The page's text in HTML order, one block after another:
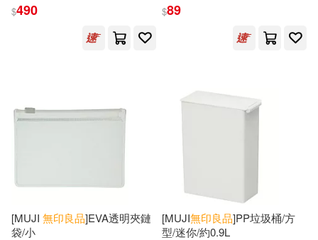
$490 $89
[MUJI 無印良品]EVA透明夾鏈
袋/小
[MUJI無印良品]PP垃圾桶/方
型/迷你/約0.9L